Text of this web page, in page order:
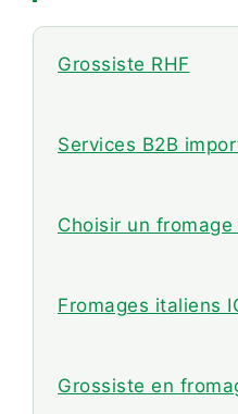
Grossiste RHF
Services B2B
Choisir un fromage
Fromages italiens
Grossiste en